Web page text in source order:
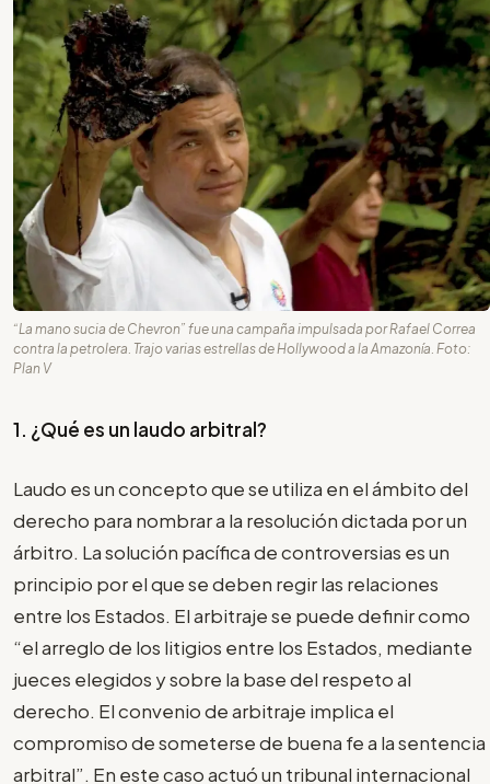
“La mano sucia de Chevron” fue una campaña impulsada por Rafael Correa
contra la petrolera. Trajo varias estrellas de Hollywood a la Amazonía. Foto:
Plan V
1. ¿Qué es un laudo arbitral?
Laudo es un concepto que se utiliza en el ámbito del
derecho para nombrar a la resolución dictada por un
árbitro. La solución pacífica de controversias es un
principio por el que se deben regir las relaciones
entre los Estados. El arbitraje se puede definir como
“el arreglo de los litigios entre los Estados, mediante
jueces elegidos y sobre la base del respeto al
derecho. El convenio de arbitraje implica el
compromiso de someterse de buena fe a la sentencia
arbitral”. En este caso actuó un tribunal internacional